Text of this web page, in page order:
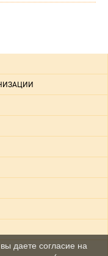
даете согласие на